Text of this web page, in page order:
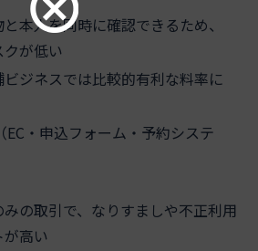
本人を同時に確認できるため、
が低い
ジネスでは比較的有利な料率に
EC・申込フォーム・予約システ
の取引で、なりすましや不正利用
高い